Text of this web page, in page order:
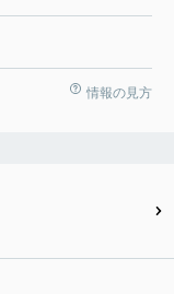
情報の見方